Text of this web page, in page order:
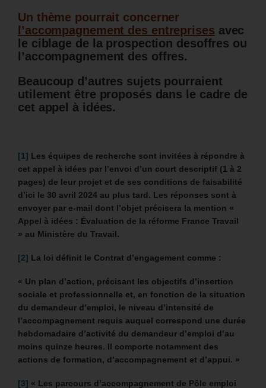
Un thème pourrait concerner
l’accompagnement des entreprises avec
le ciblage de la prospection desoffres ou
l’accompagnement des offres.
Beaucoup d’autres sujets pourraient
utilement être proposés dans le cadre de
cet appel à idées.
[1] Les équipes de recherche sont invitées à répondre à
cet appel à idées par l’envoi d’un court descriptif (1 à 2
pages) de leur projet et de ses conditions de faisabilité
d’ici le 30 avril 2024 au plus tard. Les réponses sont à
envoyer par e-mail dont l’objet précisera la mention «
Appel à idées : Évaluation de la réforme France Travail
» au Ministère du Travail.
[2] La loi définit le Contrat d’engagement comme :
« Un plan d’action, précisant les objectifs d’insertion
sociale et professionnelle et, en fonction de la situation
du demandeur d’emploi, le niveau d’intensité de
l’accompagnement requis auquel correspond une durée
hebdomadaire d’activité du demandeur d’emploi d’au
moins quinze heures. Il comporte notamment des
actions de formation, d’accompagnement et d’appui. »
[3] « Les parcours d’accompagnement de Pôle emploi